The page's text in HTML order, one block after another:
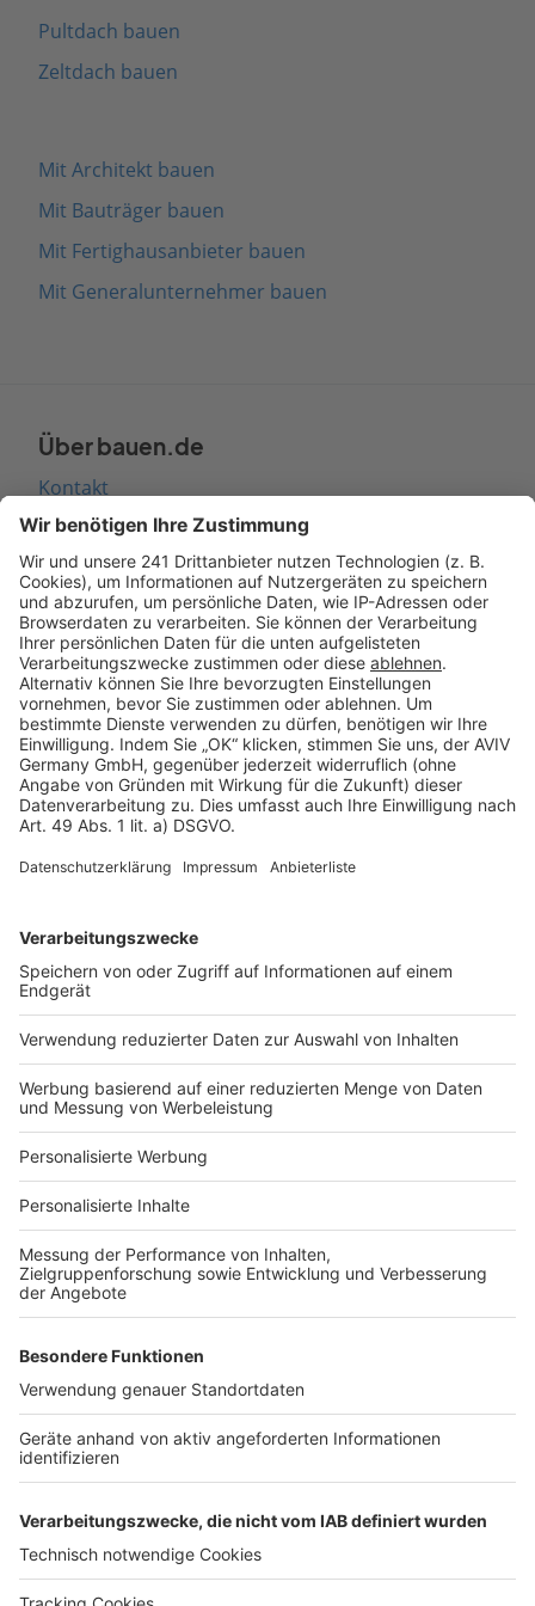
Pultdach bauen
Zeltdach bauen
Mit Architekt bauen
Mit Bauträger bauen
Mit Fertighausanbieter bauen
Mit Generalunternehmer bauen
Über bauen.de
Kontakt
Seitenaufbau
Barrierefreiheit
Cookie Einstellungen
Rechtliches
AGB-Übersicht
Datenschutz
Impressum
Services
Bauprojekt-Quiz
Häuser-Suche
Hausanbieter-Suche
Bauprojekt-Profil
Für Unternehmen
Ihre Baufirma auf bauen.de
Kostenloses Infogespräch